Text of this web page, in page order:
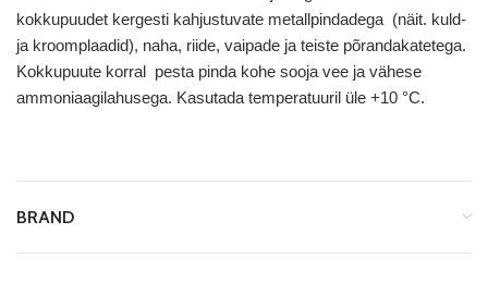
kokkupuudet kergesti kahjustuvate metallpindadega (näit. kuld-
ja kroomplaadid), naha, riide, vaipade ja teiste põrandakatetega.
Kokkupuute korral pesta pinda kohe sooja vee ja vähese
ammoniaagilahusega. Kasutada temperatuuril üle +10 °C.
BRAND